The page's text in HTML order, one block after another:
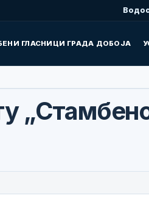
ГЛАСНИЦИ ГРАДА ДОБОЈА